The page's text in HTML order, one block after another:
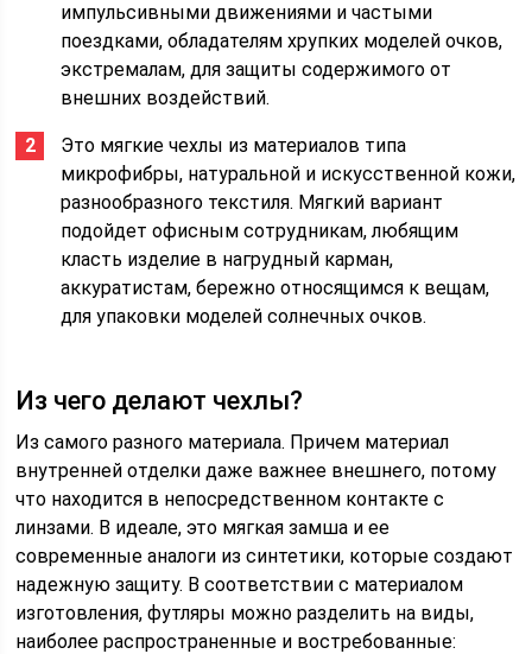
импульсивными движениями и частыми
поездками, обладателям хрупких моделей очков,
экстремалам, для защиты содержимого от
внешних воздействий.
Это мягкие чехлы из материалов типа
микрофибры, натуральной и искусственной кожи,
разнообразного текстиля. Мягкий вариант
подойдет офисным сотрудникам, любящим
класть изделие в нагрудный карман,
аккуратистам, бережно относящимся к вещам,
для упаковки моделей солнечных очков.
Из чего делают чехлы?
Из самого разного материала. Причем материал
внутренней отделки даже важнее внешнего, потому
что находится в непосредственном контакте с
линзами. В идеале, это мягкая замша и ее
современные аналоги из синтетики, которые создают
надежную защиту. В соответствии с материалом
изготовления, футляры можно разделить на виды,
наиболее распространенные и востребованные: